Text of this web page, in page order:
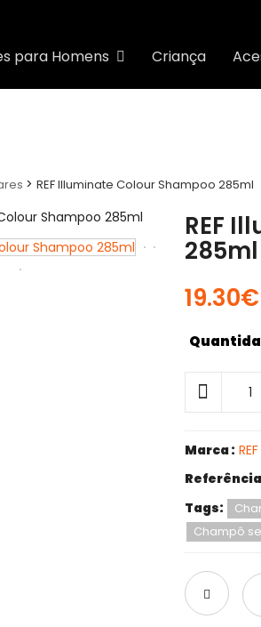
para Homens Criança
> REF Illuminate Colour Shampoo 285ml
REF
285ml
19.30€
Marca : REF
Tags:
Champô